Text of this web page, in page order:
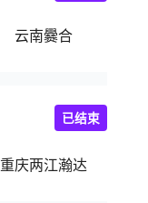
云南爨合
重庆两江瀚达
已结束